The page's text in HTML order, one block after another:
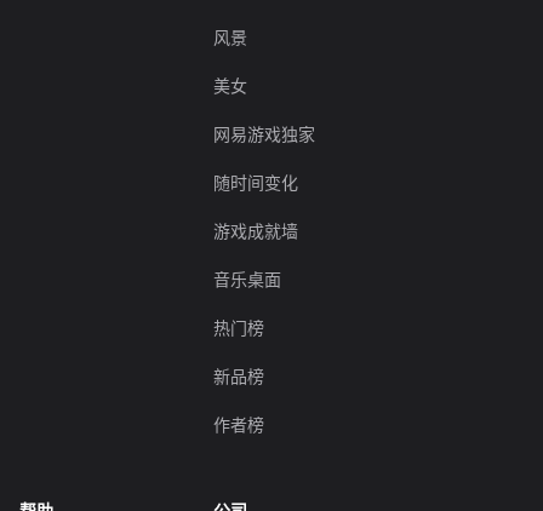
风景
美女
网易游戏独家
随时间变化
游戏成就墙
音乐桌面
热门榜
新品榜
作者榜